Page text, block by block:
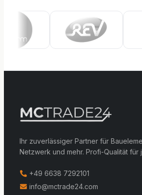
Ihr zuverlässiger Partner für
Netzwerk und mehr. Profi-Qualität für
+49 6638 7292101
info@mctrade24.com